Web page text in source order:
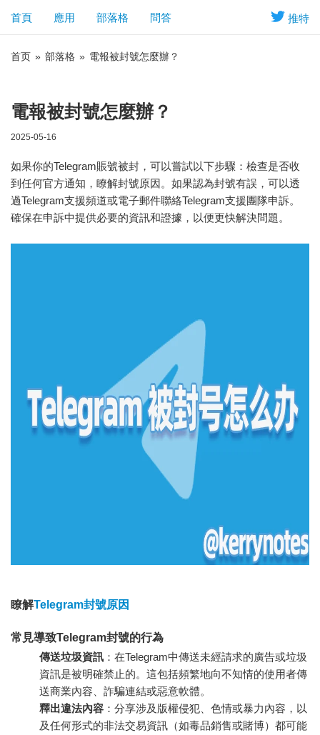
推特
首頁 應用 部落格 問答
首页 » 部落格 » 電報被封號怎麼辦？
電報被封號怎麼辦？
2025-05-16
如果你的Telegram賬號被封，可以嘗試以下步驟：檢查是否收
到任何官方通知，瞭解封號原因。如果認為封號有誤，可以透
過Telegram支援頻道或電子郵件聯絡Telegram支援團隊申訴。
確保在申訴中提供必要的資訊和證據，以便更快解決問題。
瞭解Telegram封號原因
常見導致Telegram封號的行為
傳送垃圾資訊 ：在Telegram中傳送未經請求的廣告或垃圾
資訊是被明確禁止的。這包括頻繁地向不知情的使用者傳
送商業內容、詐騙連結或惡意軟體。
釋出違法內容 ：分享涉及版權侵犯、色情或暴力內容，以
及任何形式的非法交易資訊（如毒品銷售或賭博）都可能